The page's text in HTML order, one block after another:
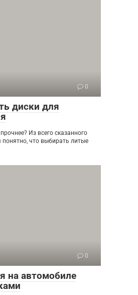
0
диски для
Из всего сказанного
понятно, что выбирать литые
0
на автомобиле